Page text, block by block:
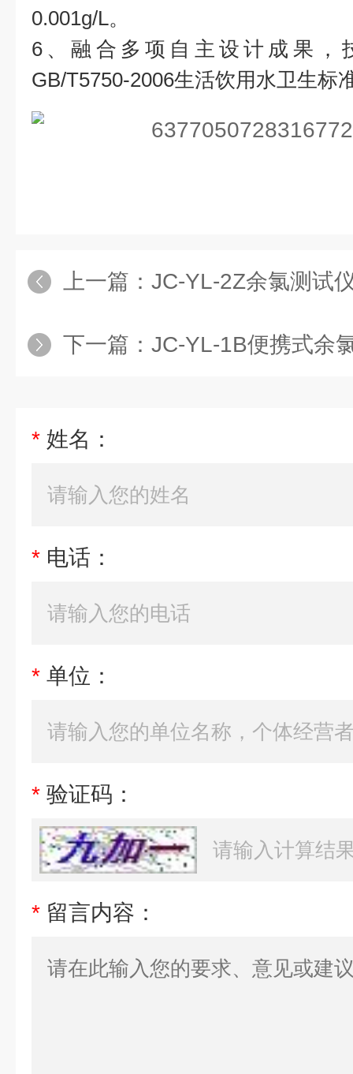
0.001g/L。
6、融合多项自主设计成果，
GB/T5750-2006生活饮用水卫生标
上一篇： JC-YL-2Z余氯测试
下一篇： JC-YL-1B便携式余
* 姓名：
* 电话：
* 单位：
* 验证码：
* 留言内容：